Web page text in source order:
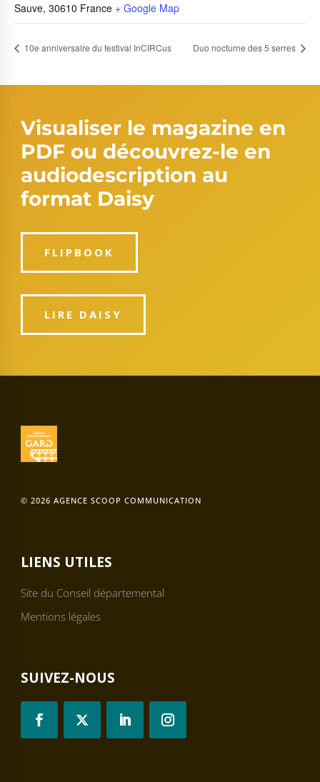
Sauve, 30610 France + Google Map
10e anniversaire du festival InCIRCus Duo nocturne des 5 serres
Visualiser le magazine en
PDF ou découvrez-le en
audiodescription au
format Daisy
FLIPBOOK
LIRE DAISY
© 2026 AGENCE SCOOP COMMUNICATION
LIENS UTILES
Site du Conseil départemental
Mentions légales
SUIVEZ-NOUS